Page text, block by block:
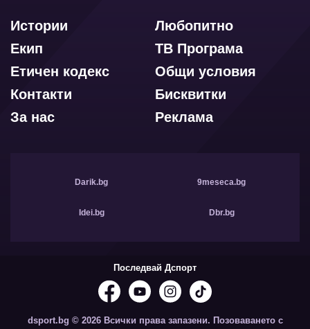
Любопитно
Истории
ТВ Програма
Екип
Общи условия
Етичен кодекс
Бисквитки
Контакти
Реклама
За нас
Darik.bg 9meseca.bg
Idei.bg Dbr.bg
Последвай Дспорт
dsport.bg © 2026 Всички права запазени. Позоваването с